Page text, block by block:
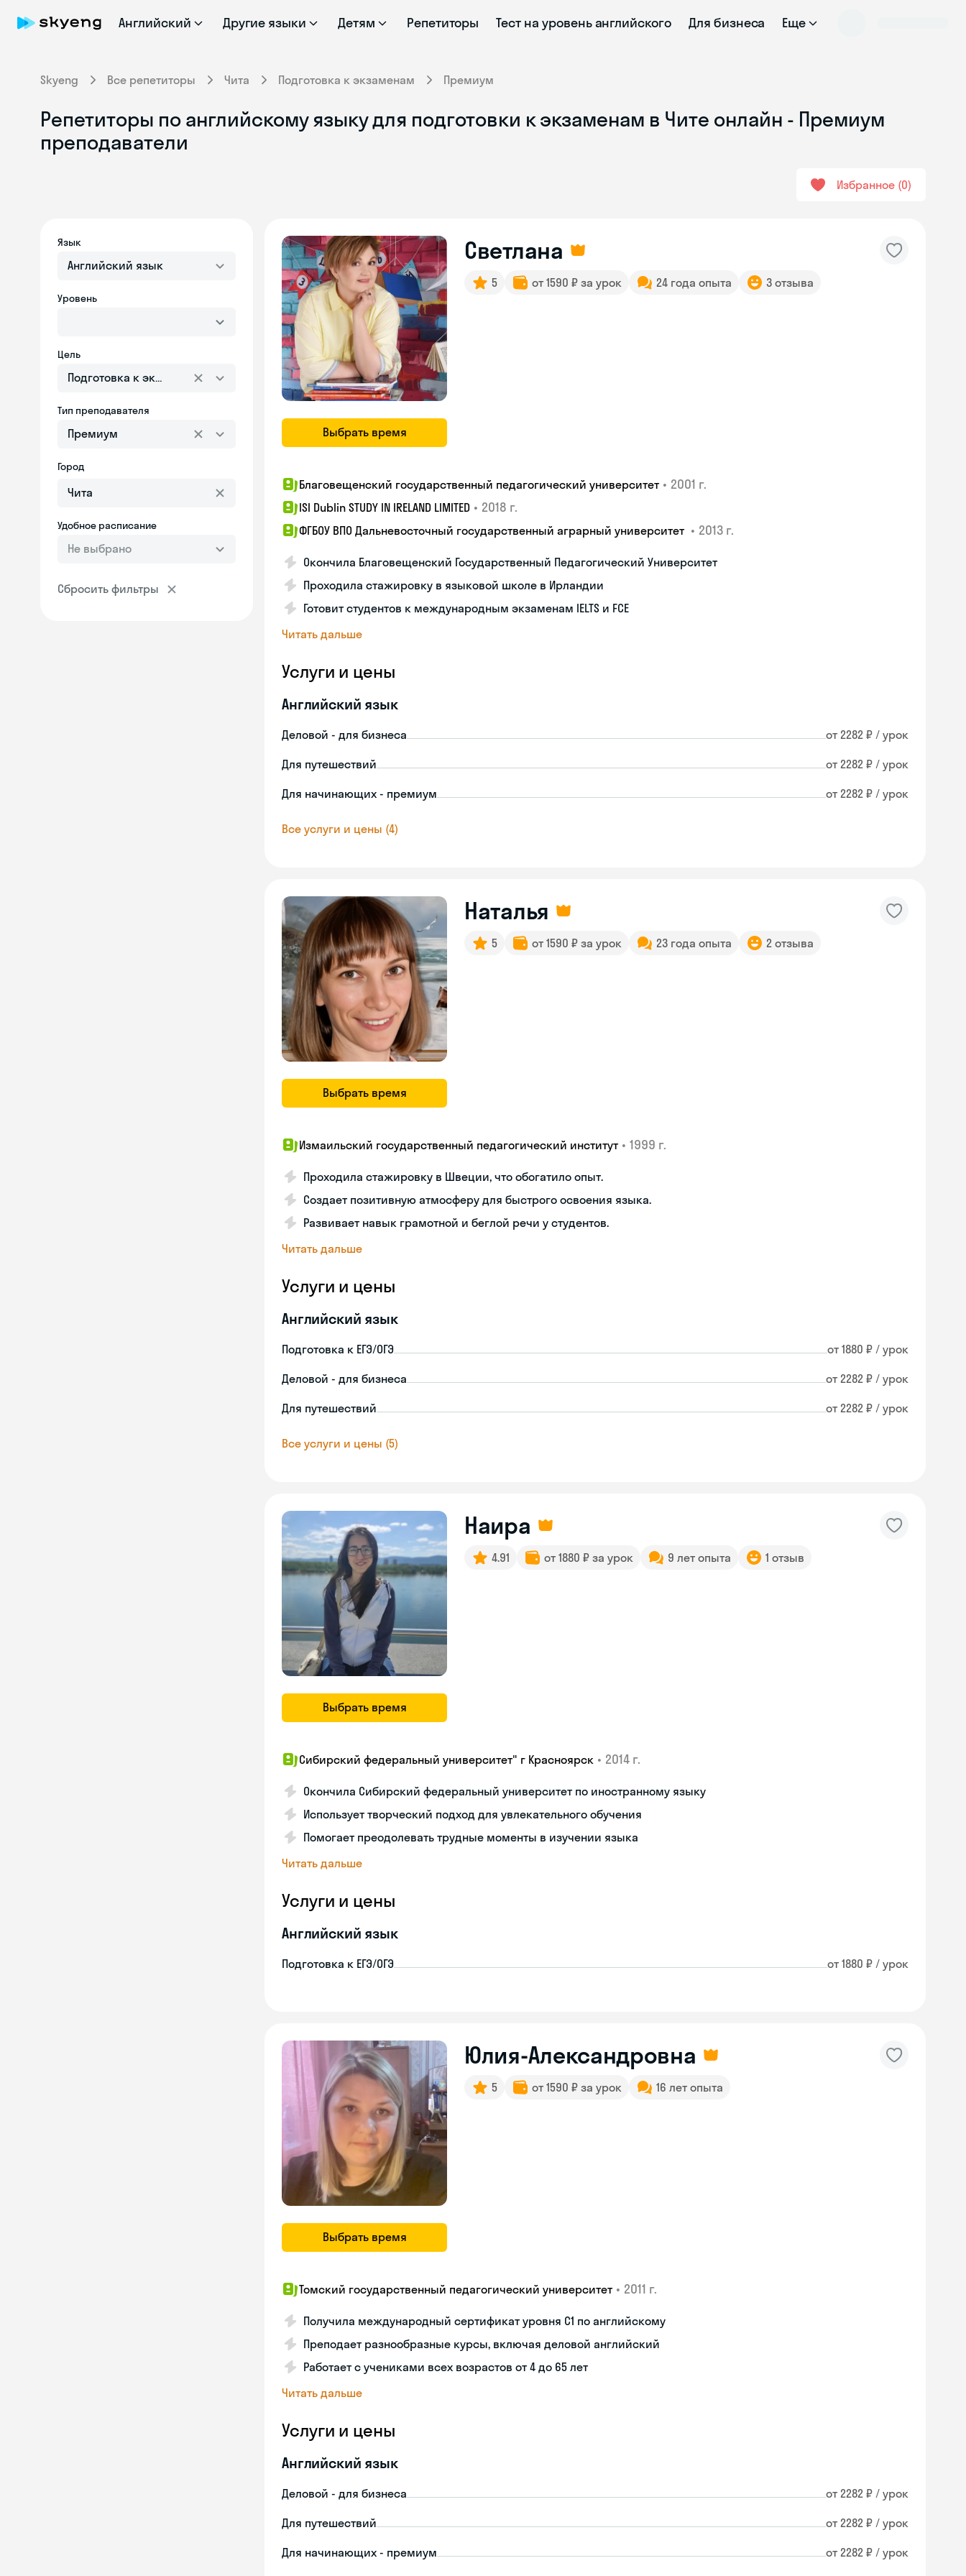
Английский Другие языки Детям Репетиторы Тест на уровень английского Для бизнеса Еще
Skyeng Все репетиторы Чита Подготовка к экзаменам Премиум
Репетиторы по английскому языку для подготовки к экзаменам в Чите онлайн - Премиум
преподаватели
Избранное 0
Язык
Английский язык
Уровень
Цель
Подготовка к экзаменам
Тип преподавателя
Премиум
Город
Удобное расписание
Не выбрано
Сбросить фильтры
Выбрать время
Светлана
5 от 1590 ₽ за урок 24 года опыта 3 отзыва
Благовещенский государственный педагогический университет • 2001 г.
ISI Dublin STUDY IN IRELAND LIMITED • 2018 г.
ФГБОУ ВПО Дальневосточный государственный аграрный университет • 2013 г.
Окончила Благовещенский Государственный Педагогический Университет
Проходила стажировку в языковой школе в Ирландии
Готовит студентов к международным экзаменам IELTS и FCE
Читать дальше
Услуги и цены
Английский язык
Деловой - для бизнеса от 2282 ₽ / урок
Для путешествий от 2282 ₽ / урок
Для начинающих - премиум от 2282 ₽ / урок
Все услуги и цены (4)
Выбрать время
Наталья
5 от 1590 ₽ за урок 23 года опыта 2 отзыва
Измаильский государственный педагогический институт • 1999 г.
Проходила стажировку в Швеции, что обогатило опыт.
Создает позитивную атмосферу для быстрого освоения языка.
Развивает навык грамотной и беглой речи у студентов.
Читать дальше
Услуги и цены
Английский язык
Подготовка к ЕГЭ/ОГЭ от 1880 ₽ / урок
Деловой - для бизнеса от 2282 ₽ / урок
Для путешествий от 2282 ₽ / урок
Все услуги и цены (5)
Выбрать время
Наира
4.91 от 1880 ₽ за урок 9 лет опыта 1 отзыв
Сибирский федеральный университет" г Красноярск • 2014 г.
Окончила Сибирский федеральный университет по иностранному языку
Использует творческий подход для увлекательного обучения
Помогает преодолевать трудные моменты в изучении языка
Читать дальше
Услуги и цены
Английский язык
Подготовка к ЕГЭ/ОГЭ от 1880 ₽ / урок
Выбрать время
Юлия-Александровна
5 от 1590 ₽ за урок 16 лет опыта
Томский государственный педагогический университет • 2011 г.
Получила международный сертификат уровня C1 по английскому
Преподает разнообразные курсы, включая деловой английский
Работает с учениками всех возрастов от 4 до 65 лет
Читать дальше
Услуги и цены
Английский язык
Деловой - для бизнеса от 2282 ₽ / урок
Для путешествий от 2282 ₽ / урок
Для начинающих - премиум от 2282 ₽ / урок
Skyeng Chat